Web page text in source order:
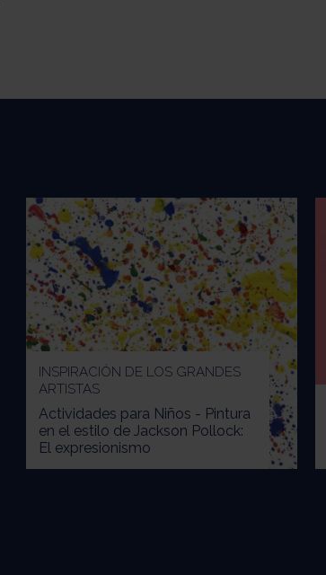
INSPIRACIÓN DE LOS GRANDES
ARTISTAS
Actividades para Niños - Pintura
en el estilo de Jackson Pollock:
El expresionismo